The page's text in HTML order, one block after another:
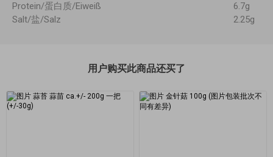
Protein/蛋白质/Eiweiß
6.7g
Salt/盐/Salz
2.25g
用户购买此商品还买了